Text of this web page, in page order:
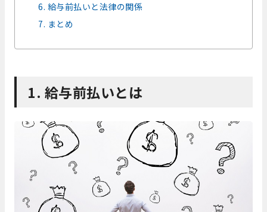
6. 給与前払いと法律の関係
7. まとめ
1. 給与前払いとは